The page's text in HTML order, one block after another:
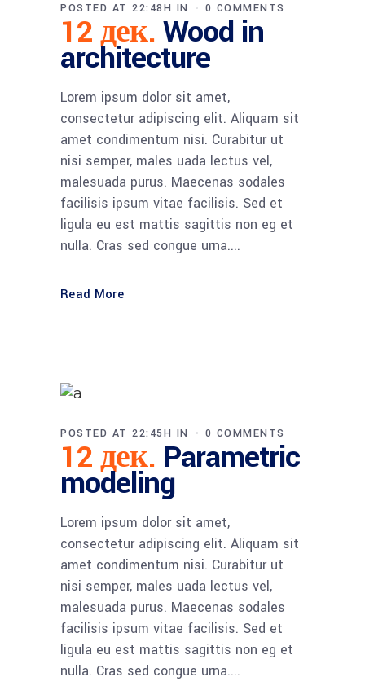
12 дек.Wood in
architecture
POSTED AT 22:48H IN 0 COMMENTS
Lorem ipsum dolor sit amet,
consectetur adipiscing elit. Aliquam sit
amet condimentum nisi. Curabitur ut
nisi semper, males uada lectus vel,
malesuada purus. Maecenas sodales
facilisis ipsum vitae facilisis. Sed et
ligula eu est mattis sagittis non eg et
nulla. Cras sed congue urna....
Read More
12 дек. Parametric
modeling
POSTED AT 22:45H IN 0 COMMENTS
Lorem ipsum dolor sit amet,
consectetur adipiscing elit. Aliquam sit
amet condimentum nisi. Curabitur ut
nisi semper, males uada lectus vel,
malesuada purus. Maecenas sodales
facilisis ipsum vitae facilisis. Sed et
ligula eu est mattis sagittis non eg et
nulla. Cras sed congue urna....